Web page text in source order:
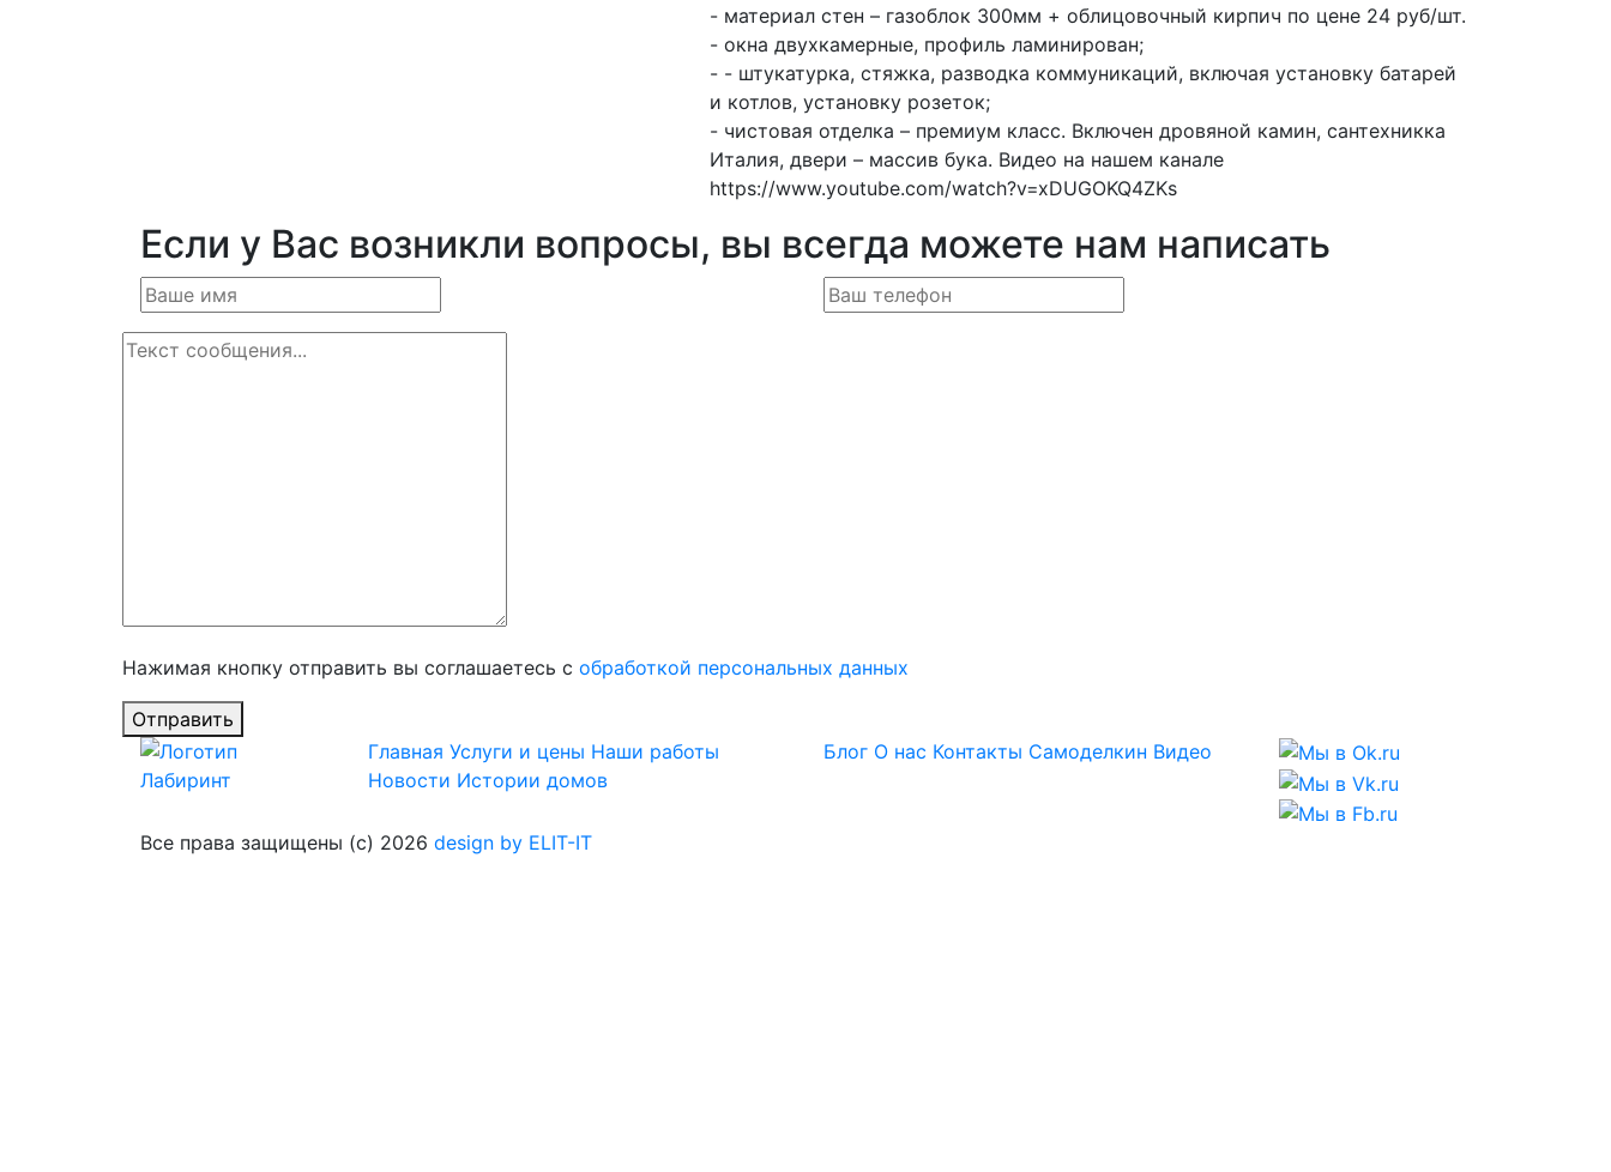
- материал стен – газоблок 300мм + облицовочный кирпич по цене 24 руб/шт.
- окна двухкамерные, профиль ламинирован;
- - штукатурка, стяжка, разводка коммуникаций, включая установку батарей
и котлов, установку розеток;
- чистовая отделка – премиум класс. Включен дровяной камин, сантехникка
Италия, двери – массив бука. Видео на нашем канале
https://www.youtube.com/watch?v=xDUGOKQ4ZKs
Если у Вас возникли вопросы, вы всегда можете нам написать
Нажимая кнопку отправить вы соглашаетесь с обработкой персональных данных
Отправить
Главная Услуги и цены Наши работы
Новости Истории домов
Блог О нас Контакты Самоделкин Видео
Все права защищены (с) 2026 design by ELIT-IT